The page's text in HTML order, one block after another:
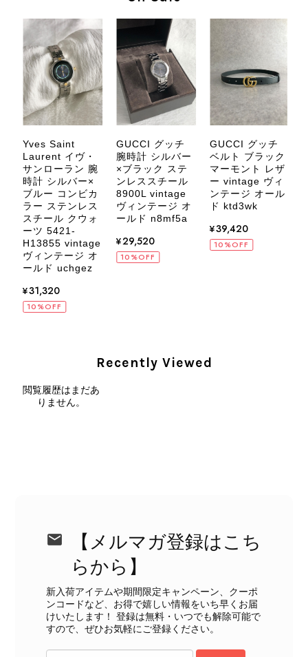
ィンテージならではの上品な魅力を感
じていただけたようで、スタッフ一同
大変励みになります！ ぜひこれから
末永くご愛用いただけましたら幸いで
す。 また気になる商品やご不明な点
などございましたら、いつでもお気軽
にご相談ください。 またご縁がござ
します。 VintageShop solo
2026/08/05
外装内装ともにAランクの商品を購入しました。 しかし、実際に
届いた商品は、写真には写っていない内側の蛇腹部分と全面ポケ
断できない状態の商品が届きとても残念です。 決して安い買い物
ではなかったため、ショックも大きかったです。 私は今後こちら
で購入することはないですが、同じような思いをする購入者が出
て写真や説明で分かるよう改善していただきたいです。
この度は、楽しみにお待ちいただいた
商品で、衛生面へのご不安を含め、残
Yves Saint
Laurent イヴ・
サンローラン 腕
時計 シルバー×
ブルー コンビカ
ラー ステンレス
スチール クウォ
ーツ 5421-
H13855 vintage
ヴィンテージ オ
ールド uchgez
¥31,320
10%OFF
GUCCI グッチ
腕時計 シルバー
×ブラック ステ
ンレススチール
8900L vintage
ヴィンテージ オ
ールド n8mf5a
¥29,520
10%OFF
GUCCI グッチ
ベルト ブラック
マーモント レザ
ー vintage ヴィ
ンテージ オール
ド ktd3wk
¥39,420
10%OFF
Recently Viewed
閲覧履歴はまだあ
りません。
【メルマガ登録はこち
らから】
新入荷アイテムや期間限定キャンペーン、クーポ
ンコードなど、お得で嬉しい情報をいち早くお届
けいたします！ 登録は無料・いつでも解除可能で
すので、ぜひお気軽にご登録ください。